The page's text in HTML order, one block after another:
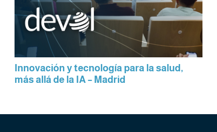
Innovación y tecnología para la salud,
más allá de la IA – Madrid